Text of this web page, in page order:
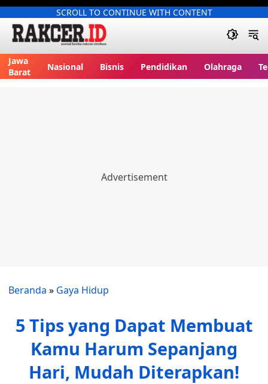
SCROLL TO CONTINUE WITH CONTENT
Jawa
Barat
Nasional Bisnis Pendidikan Olahraga
Beranda » Gaya Hidup
5 Tips yang Dapat Membuat
Kamu Harum Sepanjang
Hari, Mudah Diterapkan!